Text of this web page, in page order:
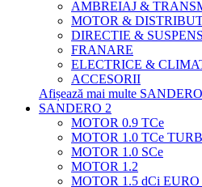
AMBREIAJ &
MOTOR &
DIRECTIE &
FRANARE
ELECTRICE &
ACCESORII
Afișează mai multe
SANDERO 2
MOTOR 0.9 TCe
MOTOR 1.0 TCe
MOTOR 1.0 SCe
MOTOR 1.2
MOTOR 1.5 dCi EURO